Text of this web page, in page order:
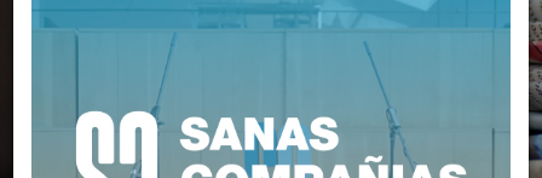
IDIS EN LOSMEDIOS